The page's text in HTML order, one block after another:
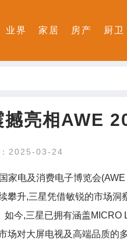
业界 家居 房产 厨卫
撼亮相AWE
：2025-03-24
电及消费电子博览会(AWE
攀升,三星凭借敏锐的市场
如今,三星已拥有涵盖
场对大屏电视及高端品质的